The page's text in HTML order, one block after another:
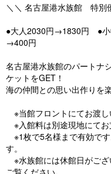
＼＼ 名古屋港水族館 特別
●大人2030円→1830円 ●
→400円
名古屋港水族館のパートナ
ケットをGET！
海の仲間との思い出作りを
※当館フロントにてお渡し
※入館料は別途現地にてお
※1枚で5名様まで有効で
す。
※水族館には休館日がご
ご覧ください。